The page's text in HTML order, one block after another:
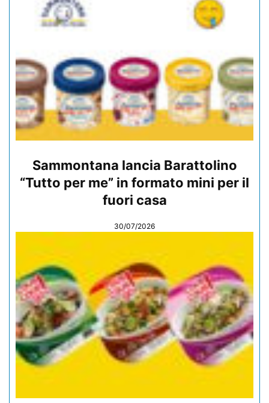
Sammontana lancia Barattolino
“Tutto per me” in formato mini per il
fuori casa
30/07/2026